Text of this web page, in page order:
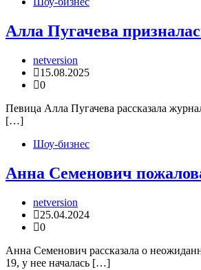
Алла Пугачева
netversion
15.08.2025
0
Певица Алла Пугачева рассказала
[…]
Шоу-бизнес
Анна Семенович
netversion
25.04.2024
0
Анна Семенович рассказала о
19, у нее началась […]